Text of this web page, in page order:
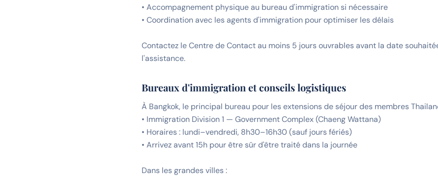
• Accompagnement physique au bureau d'immigration si nécessaire
• Coordination avec les agents d'immigration pour optimiser les délais
Contactez le Centre de Contact au moins 5 jours ouvrables avant la date
l'assistance.
Bureaux d'immigration et conseils logistiques
À Bangkok, le principal bureau pour les extensions de séjour des membres
• Immigration Division 1 — Government Complex (Chaeng Wattana)
• Horaires : lundi–vendredi, 8h30–16h30 (sauf jours fériés)
• Arrivez avant 15h pour être sûr d'être traité dans la journée
Dans les grandes villes :